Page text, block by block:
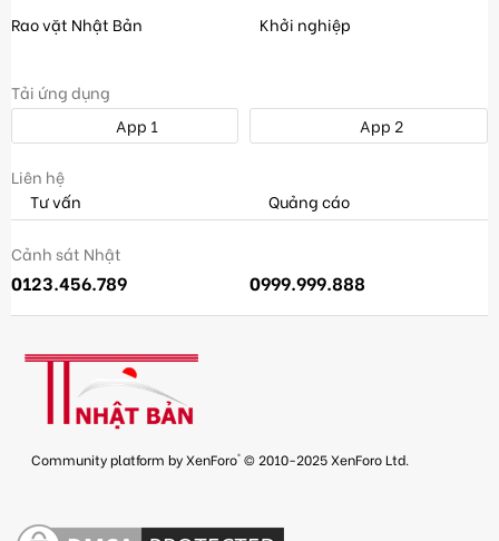
Rao vặt Nhật Bản
Khởi nghiệp
Tải ứng dụng
App 1
App 2
Liên hệ
Tư vấn
Quảng cáo
Cảnh sát Nhật
0123.456.789 0999.999.888
Community platform by XenForo® © 2010-2025 XenForo Ltd.